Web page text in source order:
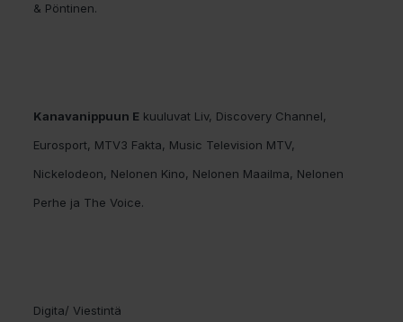
& Pöntinen.
Kanavanippuun E kuuluvat Liv, Discovery Channel,
Eurosport, MTV3 Fakta, Music Television MTV,
Nickelodeon, Nelonen Kino, Nelonen Maailma, Nelonen
Perhe ja The Voice.
Digita/ Viestintä